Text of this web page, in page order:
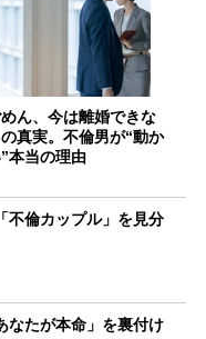
めん、今は離婚できな
真実。不倫男が“動か
本当の理由
倫カップル」を見分
なたが本命」を裏付け